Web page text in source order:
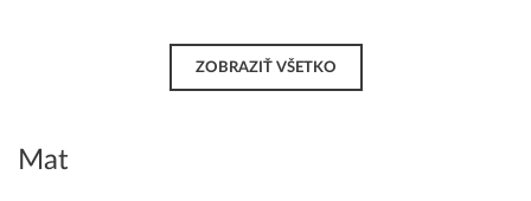
ZOBRAZIŤ VŠETKO
Mat